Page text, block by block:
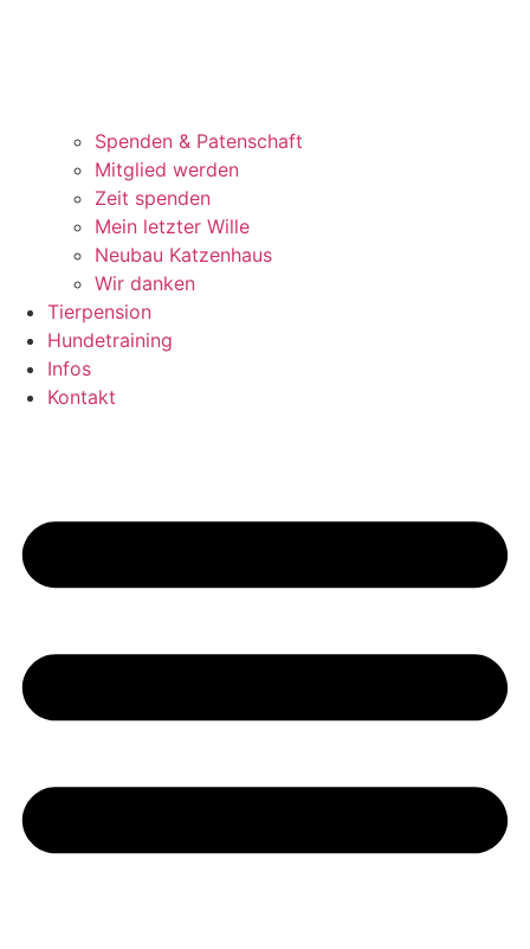
Spenden & Patenschaft
Mitglied werden
Zeit spenden
Mein letzter Wille
Neubau Katzenhaus
Wir danken
Tierpension
Hundetraining
Infos
Kontakt